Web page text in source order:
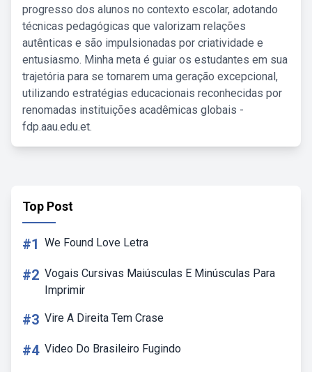
progresso dos alunos no contexto escolar, adotando
técnicas pedagógicas que valorizam relações
autênticas e são impulsionadas por criatividade e
entusiasmo. Minha meta é guiar os estudantes em sua
trajetória para se tornarem uma geração excepcional,
utilizando estratégias educacionais reconhecidas por
renomadas instituições acadêmicas globais -
fdp.aau.edu.et.
Top Post
#1 We Found Love Letra
#2 Vogais Cursivas Maiúsculas E Minúsculas Para
Imprimir
#3 Vire A Direita Tem Crase
#4 Video Do Brasileiro Fugindo